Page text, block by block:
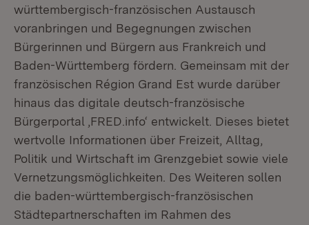
württembergisch-französischen Austausch
voranbringen und Begegnungen zwischen
Bürgerinnen und Bürgern aus Frankreich und
Baden-Württemberg fördern. Gemeinsam mit der
französischen Région Grand Est wurde darüber
hinaus das digitale deutsch-französische
Bürgerportal ‚FRED.info‘ entwickelt. Dieses bietet
wertvolle Informationen über Freizeit, Alltag,
Politik und Wirtschaft im Grenzgebiet sowie viele
Vernetzungsmöglichkeiten. Des Weiteren sollen
die baden-württembergisch-französischen
Städtepartnerschaften im Rahmen des